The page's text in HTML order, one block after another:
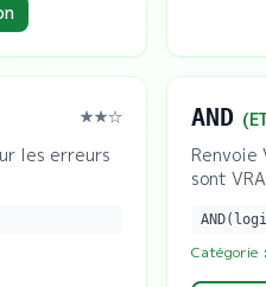
★★☆
les erreurs
AND (
Renvoie
sont
Catégorie :